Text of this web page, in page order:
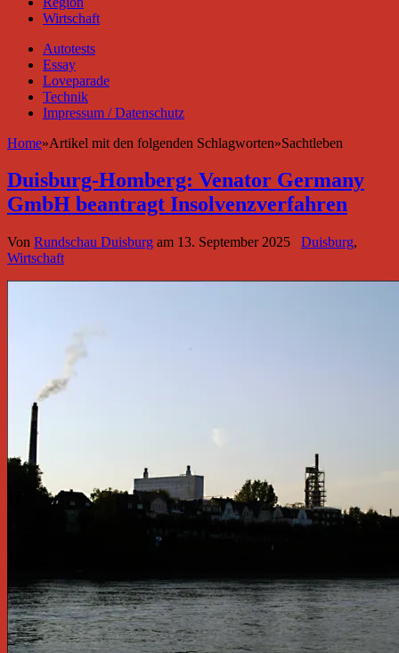
Wirtschaft
Autotests
Essay
Loveparade
Technik
Impressum / Datenschutz
Home»Artikel mit den folgenden Schlagworten»Sachtleben
Duisburg-Homberg: Venator Germany
GmbH beantragt Insolvenzverfahren
Von Rundschau Duisburg am 13. September 2025 Duisburg,
Wirtschaft